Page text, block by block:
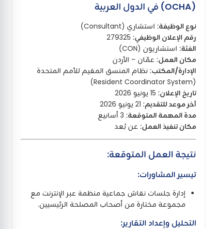
(OCHA) في الدول العربية
نوع الوظيفة: استشاري (Consultant)
رقم الإعلان الوظيفي:
الفئة: استشاريون (CON)
مكان العمل: عمّان – الأردن
الإدارة/المكتب: نظام المنسق المقيم للأمم المتحدة
(Resident Coordinator System)
تاريخ الإعلان:
آخر موعد للتقديم:
مدة المهمة المتوقعة:
مكان تنفيذ العمل: عن بُعد
نتيجة العمل المتوقعة:
تيسير المشاورات:
إدارة جلسات نقاش جماعية منظمة عبر الإنترنت مع
مجموعة مختارة من أصحاب المصلحة الرئيسيين.
التحليل وإعداد التقارير: